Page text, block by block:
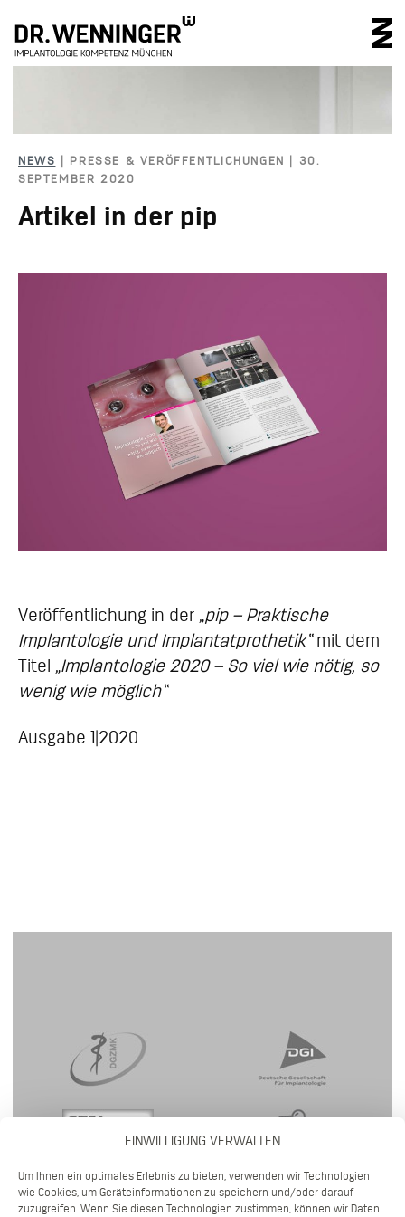
EINWILLIGUNG VERWALTEN
Um Ihnen ein optimales Erlebnis zu bieten, verwenden wir Technologien
wie Cookies, um Geräteinformationen zu speichern und/oder darauf
zuzugreifen. Wenn Sie diesen Technologien zustimmen, können wir Daten
NEWS | PRESSE & VERÖFFENTLICHUNGEN | 30.
SEPTEMBER 2020
Artikel in der pip
Veröffentlichung in der „pip – Praktische
Implantologie und Implantatprothetik“mit dem
Titel „Implantologie 2020 – So viel wie nötig, so
wenig wie möglich“
Ausgabe 1|2020